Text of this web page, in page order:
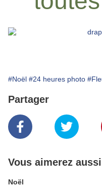
#Noël #24 heures photo
Partager
Vous aimerez aussi
Noël